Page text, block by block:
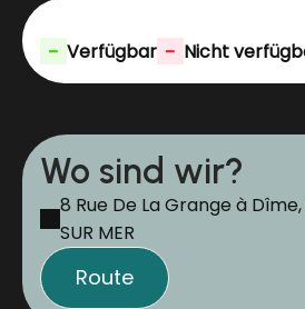
- Verfügbar - Nicht
Wo sind wir?
8 Rue De La Grange à Dîme,
SUR MER
Route